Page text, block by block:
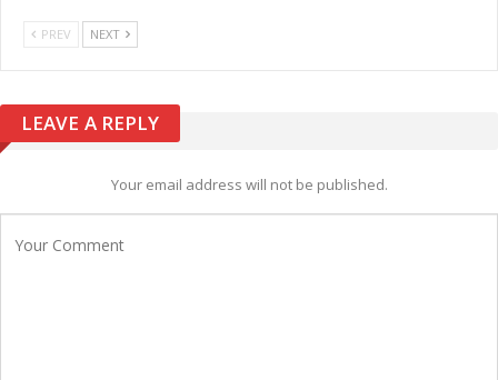
PREV NEXT
LEAVE A REPLY
Your email address will not be published.